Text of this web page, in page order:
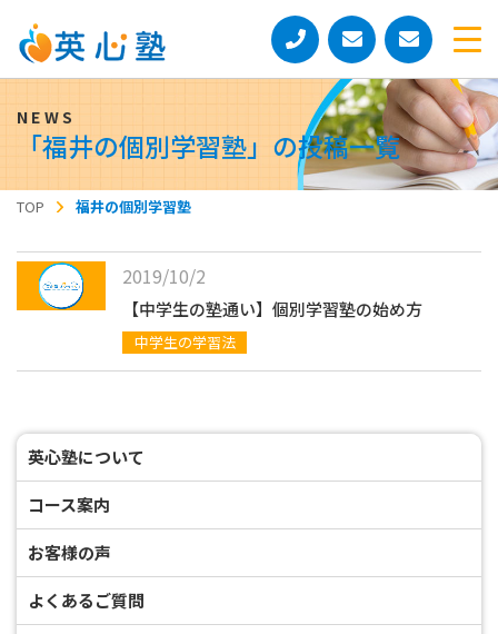
「福井の個別学習塾」の投稿一覧
TOP 福井の個別学習塾
2019/10/2
【中学生の塾通い】個別学習塾の始め方
中学生の学習法
英心塾について
コース案内
お客様の声
よくあるご質問